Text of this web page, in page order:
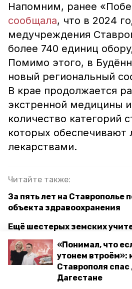
«Понимал, что
утонем
Ставрополя спас
Дагестане
Напомним, ранее
сообщала, что в 2024
медучреждения
более 740 единиц
Помимо этого, в
новый региональный
В крае продолжается
экстренной медицины
количество категорий
которых обеспечивают
лекарствами.
Читайте также:
За пять лет на Ставрополье
объекта здравоохранения
Ещё шестерых земских
на Ставрополье
Количество бюджетных
Ставрополья выросло на 3